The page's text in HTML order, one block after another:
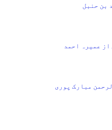
بن حنبل
عمیرہ احمد
مبارک پوری